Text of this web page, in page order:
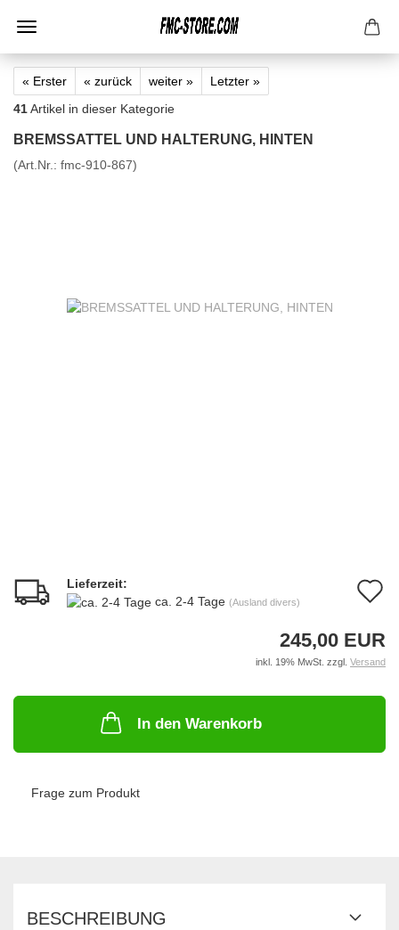
« Erster « zurück weiter »
Letzter »
41Artikel in dieser Kategorie
BREMSSATTEL UND HALTERUNG, HINTEN
(Art.Nr.: fmc-910-867)
Lieferzeit:
ca. 2-4 Tage (Ausland divers)
245,00 EUR
inkl. 19% MwSt. zzgl. Versand
In den Warenkorb
Frage zum Produkt
BESCHREIBUNG